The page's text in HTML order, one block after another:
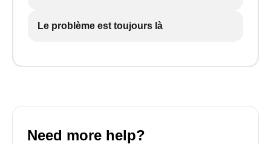
Le problème est toujours là
Need more help?